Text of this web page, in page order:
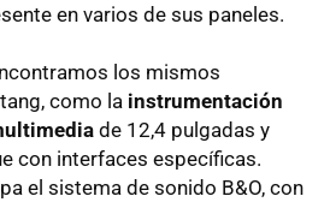
en varios de sus paneles.
los mismos
como la instrumentación
de 12,4 pulgadas y
con interfaces específicas.
el sistema de sonido B&O, con